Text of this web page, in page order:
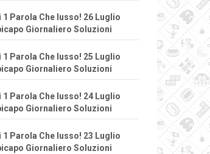
1 Parola Che lusso! 26 Luglio
Giornaliero Soluzioni
1 Parola Che lusso! 25 Luglio
Giornaliero Soluzioni
1 Parola Che lusso! 24 Luglio
Giornaliero Soluzioni
1 Parola Che lusso! 23 Luglio
Giornaliero Soluzioni